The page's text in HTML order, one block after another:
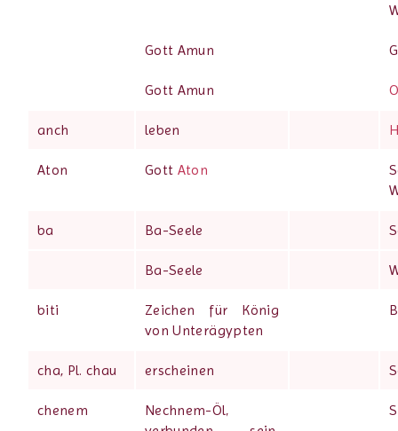
Gott Amun
Gott Amun
anch leben
Aton Gott Aton
ba Ba-Seele
Ba-Seele
biti
Zeichen für König
von Unterägypten
cha, Pl. chau erscheinen
chenem
Nechnem-Öl,